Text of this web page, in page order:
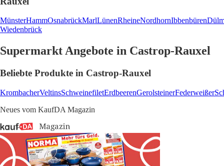
MünsterHammOsnabrückMarlLünenRheineNordhornIbbenbüren
Wiedenbrück
Supermarkt Angebote in Castrop-Rauxel
Beliebte Produkte in Castrop-Rauxel
KrombacherVeltinsSchweinefiletErdbeerenGerolsteinerFederweißer
Neues vom KaufDA Magazin